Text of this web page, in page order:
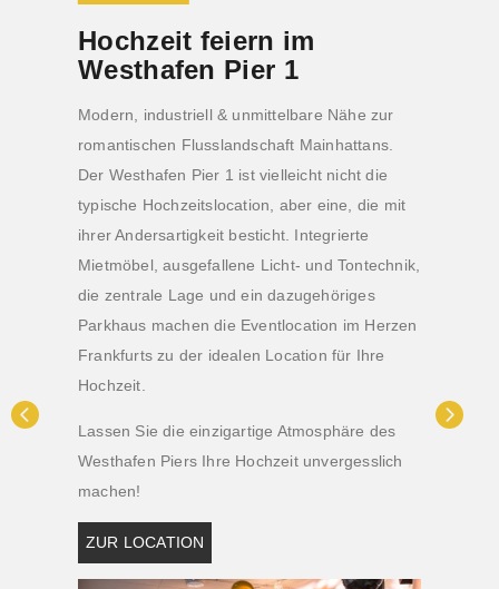
Hochzeit feiern im
Westhafen Pier 1
Modern, industriell & unmittelbare Nähe zur
romantischen Flusslandschaft Mainhattans.
Der Westhafen Pier 1 ist vielleicht nicht die
typische Hochzeitslocation, aber eine, die mit
ihrer Andersartigkeit besticht. Integrierte
Mietmöbel, ausgefallene Licht- und Tontechnik,
die zentrale Lage und ein dazugehöriges
Parkhaus machen die Eventlocation im Herzen
Frankfurts zu der idealen Location für Ihre
Hochzeit.
Lassen Sie die einzigartige Atmosphäre des
Westhafen Piers Ihre Hochzeit unvergesslich
machen!
ZUR LOCATION